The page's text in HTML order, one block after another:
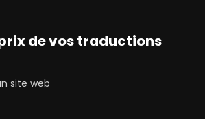
de vos traductions
site web